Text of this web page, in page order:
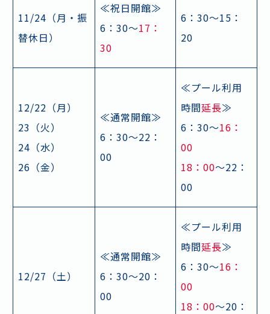
11/24（月・振
替休日）
≪祝日開館≫
6：30～17：
30
6：30～15：
20
12/22（月）
23（火）
24（水）
26（金）
≪通常開館≫
6：30～22：
00
≪プール利用
時間延長≫
6：30～16：
00
18：00～22：
00
12/27（土）
≪通常開館≫
6：30～20：
00
≪プール利用
時間延長≫
6：30～16：
00
18：00～20：